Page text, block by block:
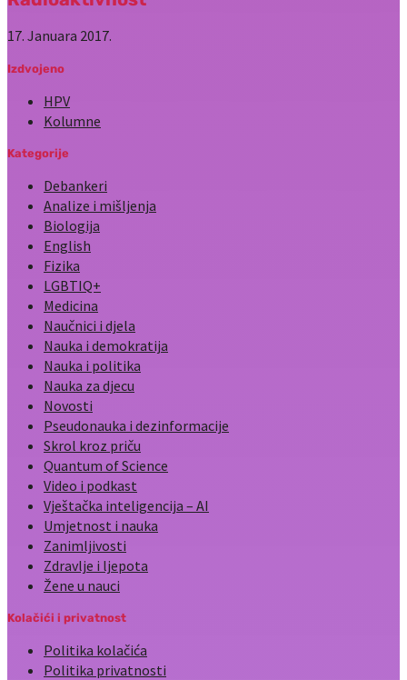
17. Januara 2017.
Izdvojeno
HPV
Kolumne
Kategorije
Debankeri
Analize i mišljenja
Biologija
English
Fizika
LGBTIQ+
Medicina
Naučnici i djela
Nauka i demokratija
Nauka i politika
Nauka za djecu
Novosti
Pseudonauka i dezinformacije
Skrol kroz priču
Quantum of Science
Video i podkast
Vještačka inteligencija – AI
Umjetnost i nauka
Zanimljivosti
Zdravlje i ljepota
Žene u nauci
Kolačići i privatnost
Politika kolačića
Politika privatnosti